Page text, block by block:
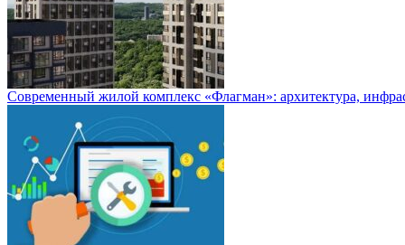
Современный жилой комплекс «Флагман»: архитектура,